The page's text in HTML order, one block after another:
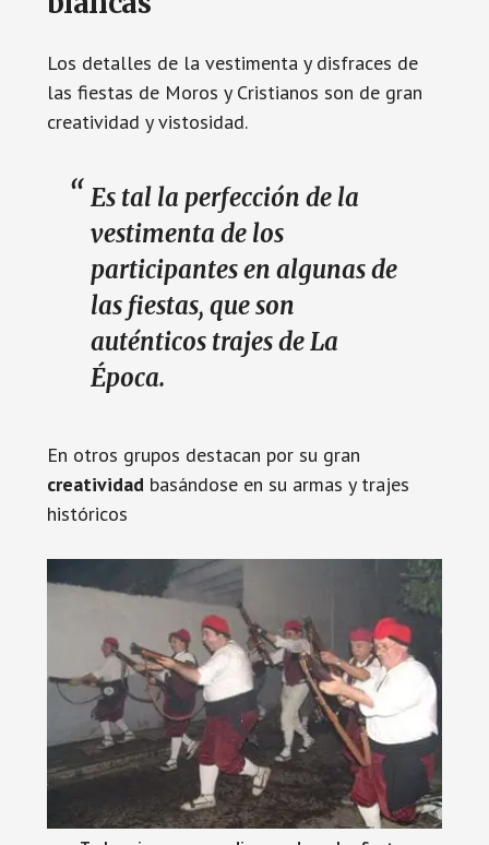
Los detalles de la vestimenta y disfraces de
las fiestas de Moros y Cristianos son de gran
creatividad y vistosidad.
Es tal la perfección de la
vestimenta de los
participantes en algunas de
las fiestas, que son
auténticos trajes de La
Época.
En otros grupos destacan por su gran
creatividadbasándose en su armas y trajes
históricos